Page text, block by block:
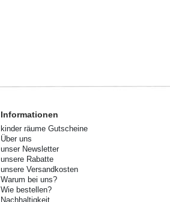
Informationen
kinder räume Gutscheine
Über uns
unser Newsletter
unsere Rabatte
unsere Versandkosten
Warum bei uns?
Wie bestellen?
Nachhaltigkeit